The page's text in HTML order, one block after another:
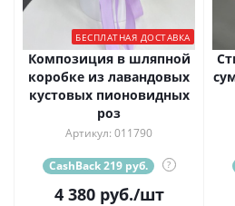
БЕСПЛАТНАЯ ДОСТАВКА
Композиция в шляпной
коробке из лавандовых
кустовых пионовидных
роз
Артикул: 011790
CashBack 219 руб. ?
4 380руб./шт